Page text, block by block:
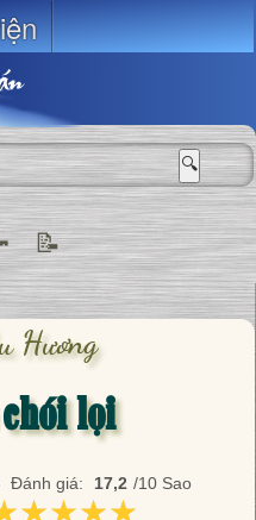
🔍
📝
Hương
lọi
Đánh giá: 17,2 /10 Sao